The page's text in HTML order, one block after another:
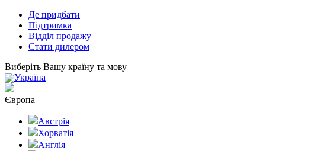
Де придбати
Підтримка
Відділ продажу
Стати дилером
Виберіть Вашу країну та мову
Україна
Європа
Австрія
Хорватія
Англія